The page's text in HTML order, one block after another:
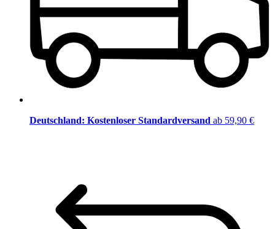
Deutschland: Kostenloser Standardversand ab 59,90 €